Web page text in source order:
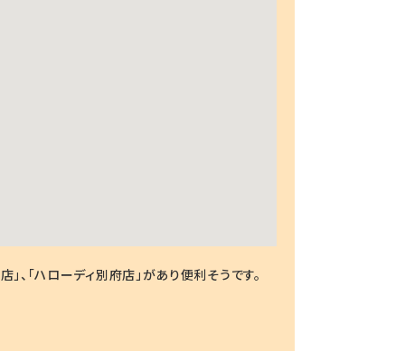
「ハローディ別府店」があり便利そうです。